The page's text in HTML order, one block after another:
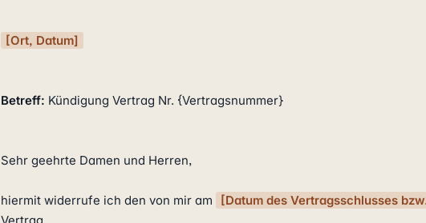
[Ort, Datum]
Betreff: Kündigung Vertrag Nr. {Vertragsnummer}
Sehr geehrte Damen und Herren,
hiermit widerrufe ich den von mir am [Datum des Vertragsschlusses